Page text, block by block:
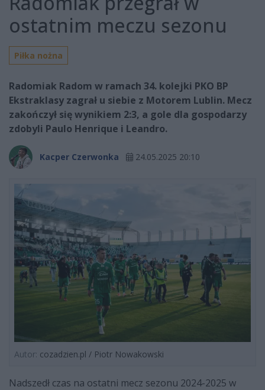
ostatnim meczu sezonu
Piłka nożna
Radomiak Radom w ramach 34. kolejki PKO BP
Ekstraklasy zagrał u siebie z Motorem Lublin. Mecz
zakończył się wynikiem 2:3, a gole dla gospodarzy
zdobyli Paulo Henrique i Leandro.
Kacper Czerwonka 24.05.2025 20:10
Autor: cozadzien.pl / Piotr Nowakowski
Nadszedł czas na ostatni mecz sezonu 2024-2025 w